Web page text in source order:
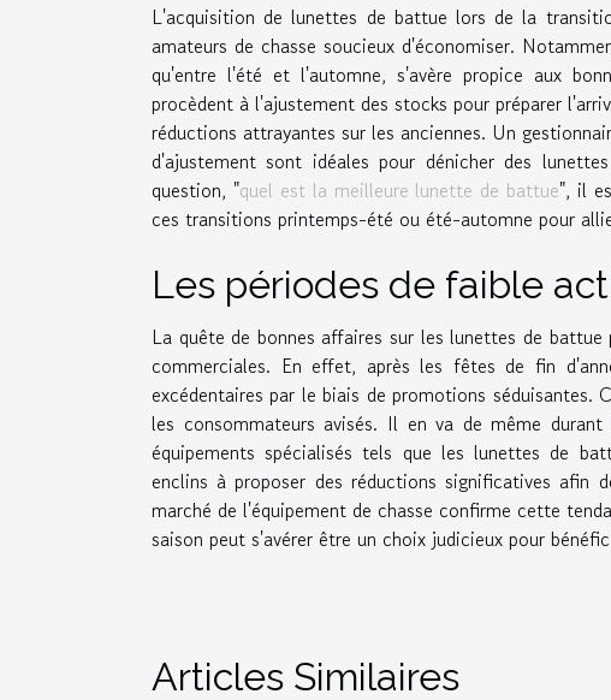
L'acquisition de lunettes de battue lors de la
amateurs de chasse soucieux d'économiser.
qu'entre l'été et l'automne, s'avère propice aux
procèdent à l'ajustement des stocks pour préparer
réductions attrayantes sur les anciennes. Un
d'ajustement sont idéales pour dénicher des
question, "quel est la meilleure lunette de battue", il
ces transitions printemps-été ou été-automne pour
Les périodes de faible
La quête de bonnes affaires sur les lunettes de
commerciales. En effet, après les fêtes de fin
excédentaires par le biais de promotions
les consommateurs avisés. Il en va de même
équipements spécialisés tels que les lunettes de
enclins à proposer des réductions significatives
marché de l'équipement de chasse confirme cette
saison peut s'avérer être un choix judicieux pour
Articles Similaires